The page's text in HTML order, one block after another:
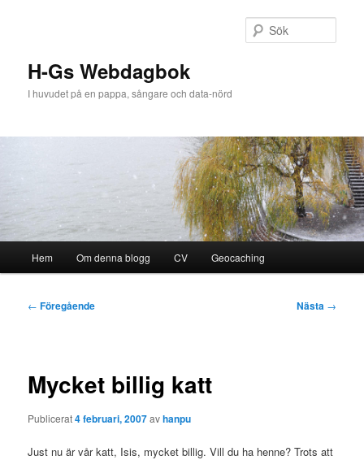
H-Gs Webdagbok
I huvudet på en pappa, sångare och data-nörd
Hem Om denna blogg CV Geocaching
Inläggsnavigering
← Föregående Nästa →
Mycket billig katt
Publicerat4 februari, 2007avhanpu
Just nu är vår katt, Isis, mycket billig. Vill du ha henne? Trots att